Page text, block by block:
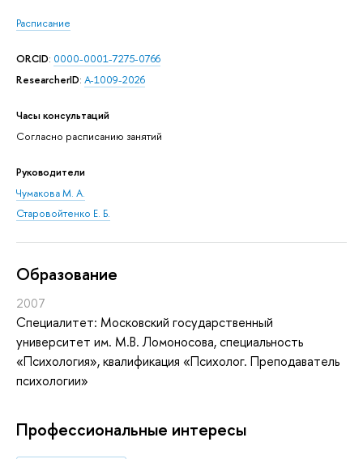
Расписание
ORCID: 0000-0001-7275-0766
ResearcherID: A-1009-2026
Часы консультаций
Согласно расписанию занятий
Руководители
Чумакова М. А.
Старовойтенко Е. Б.
Oбразование
2007
Специалитет: Московский государственный
университет им. М.В. Ломоносова, специальность
«Психология», квалификация «Психолог. Преподаватель
психологии»
Профессиональные интересы